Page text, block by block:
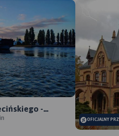
MAPA TURYSTYCZNA W
APLIKACJI TRASEO
-
OFICJALNY